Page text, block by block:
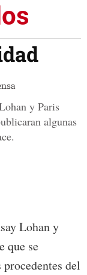
y Paris
algunas
Lohan y
que se
del